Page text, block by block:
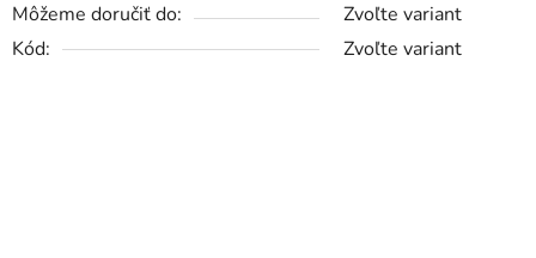
Môžeme doručiť do:
Zvoľte variant
Kód:
Zvoľte variant